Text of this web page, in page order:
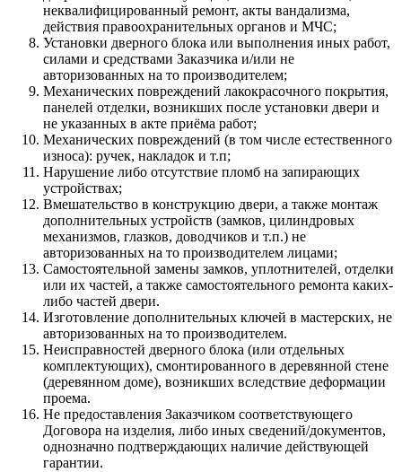
неквалифицированный ремонт, акты вандализма,
действия правоохранительных органов и МЧС;
Установки дверного блока или выполнения иных работ,
силами и средствами Заказчика и/или не
авторизованных на то производителем;
Механических повреждений лакокрасочного покрытия,
панелей отделки, возникших после установки двери и
не указанных в акте приёма работ;
Механических повреждений (в том числе естественного
износа): ручек, накладок и т.п;
Нарушение либо отсутствие пломб на запирающих
устройствах;
Вмешательство в конструкцию двери, а также монтаж
дополнительных устройств (замков, цилиндровых
механизмов, глазков, доводчиков и т.п.) не
авторизованных на то производителем лицами;
Самостоятельной замены замков, уплотнителей, отделки
или их частей, а также самостоятельного ремонта каких-
либо частей двери.
Изготовление дополнительных ключей в мастерских, не
авторизованных на то производителем.
Неисправностей дверного блока (или отдельных
комплектующих), смонтированного в деревянной стене
(деревянном доме), возникших вследствие деформации
проема.
Не предоставления Заказчиком соответствующего
Договора на изделия, либо иных сведений/документов,
однозначно подтверждающих наличие действующей
гарантии.